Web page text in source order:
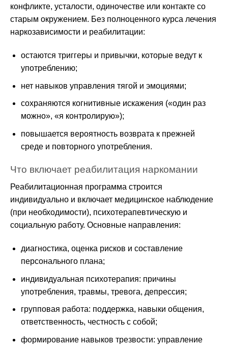
конфликте, усталости, одиночестве или контакте со
старым окружением. Без полноценного курса лечения
наркозависимости и реабилитации:
остаются триггеры и привычки, которые ведут к
употреблению;
нет навыков управления тягой и эмоциями;
сохраняются когнитивные искажения («один раз
можно», «я контролирую»);
повышается вероятность возврата к прежней
среде и повторного употребления.
Что включает реабилитация наркомании
Реабилитационная программа строится
индивидуально и включает медицинское наблюдение
(при необходимости), психотерапевтическую и
социальную работу. Основные направления:
диагностика, оценка рисков и составление
персонального плана;
индивидуальная психотерапия: причины
употребления, травмы, тревога, депрессия;
групповая работа: поддержка, навыки общения,
ответственность, честность с собой;
формирование навыков трезвости: управление